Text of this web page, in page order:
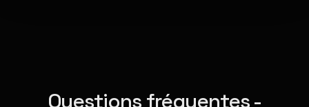
Questions fréquentes -